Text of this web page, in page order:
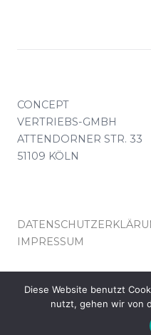
CONCEPT
VERTRIEBS-GMBH
ATTENDORNER STR. 33
51109 KÖLN
IMPRESSUM
© COPYRIGHT CONCEPT
Diese Website benutzt
nutzt, gehen wir von